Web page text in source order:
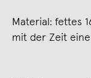
Material: fettes
mit der Zeit